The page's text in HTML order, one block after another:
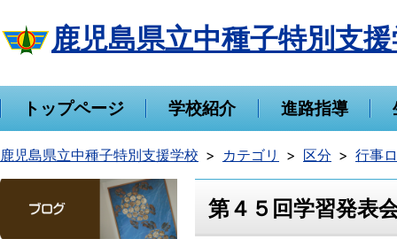
鹿児島県立中種子特別支
トップページ 学校紹介 進路指導
鹿児島県立中種子特別支援学校 カテゴリ 区分 行事
第４５回学習発表